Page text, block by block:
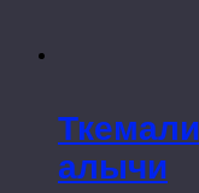
алычи